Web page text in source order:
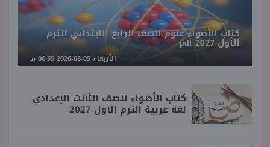
كتاب الأضواء علوم الصف الرابع الابتدائي الترم
الأول 2027 pdf
الأربعاء 05-08-2026 06:55 مـ
كتاب الأضواء للصف الثالث الإعدادي
لغة عربية الترم الأول 2027